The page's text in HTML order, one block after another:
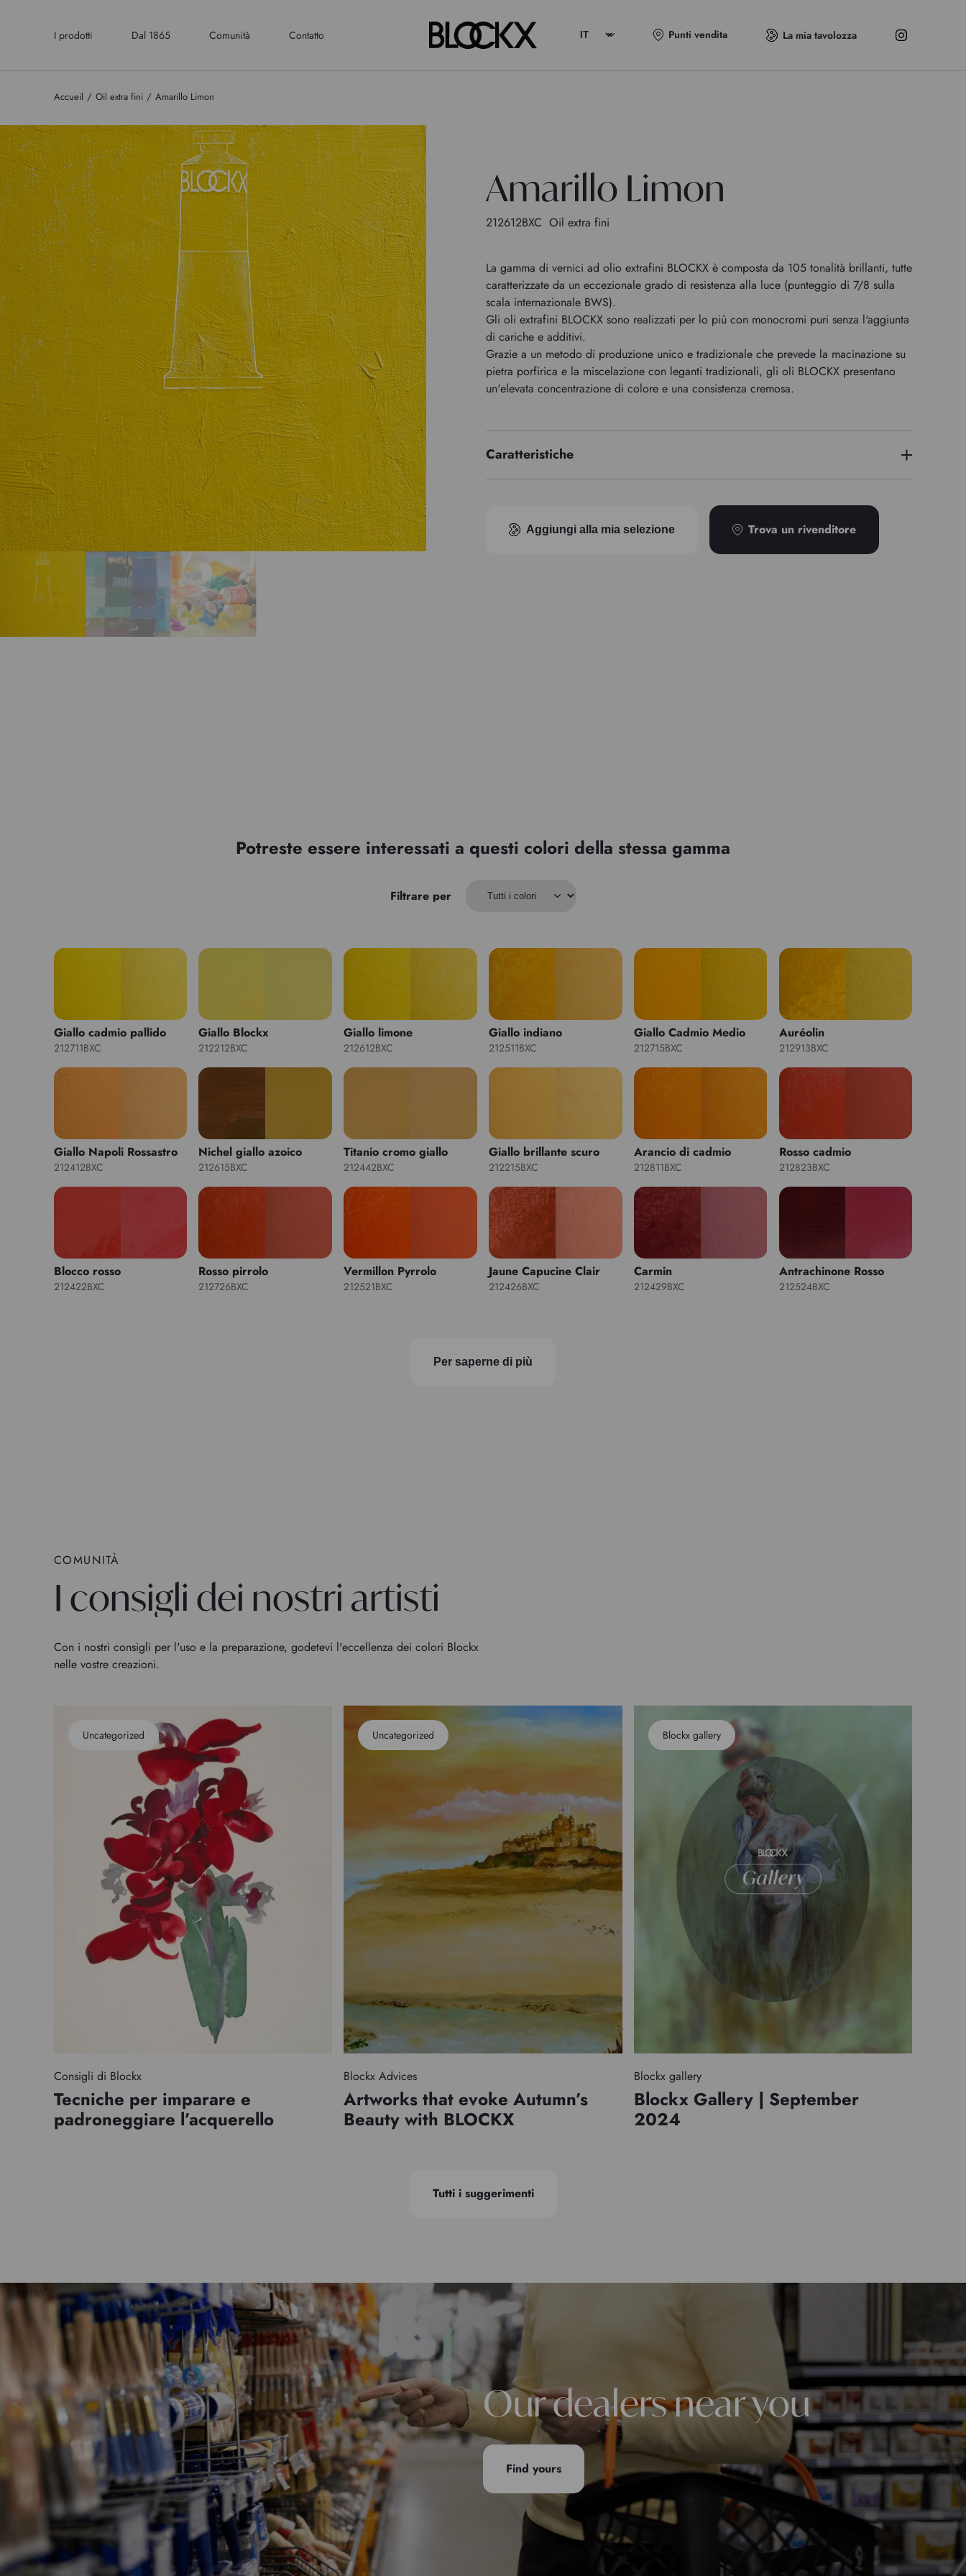
I prodotti Dal 1865 Comunità Contatto Punti vendita La mia tavolozza
Accueil Oil extra fini Amarillo Limon
Amarillo Limon
212612BXC Oil extra fini
La gamma di vernici ad olio extrafini BLOCKX è composta da 105 tonalità brillanti, tutte
caratterizzate da un eccezionale grado di resistenza alla luce (punteggio di 7/8 sulla
scala internazionale BWS).
Gli oli extrafini BLOCKX sono realizzati per lo più con monocromi puri senza l'aggiunta
di cariche e additivi.
Grazie a un metodo di produzione unico e tradizionale che prevede la macinazione su
pietra porfirica e la miscelazione con leganti tradizionali, gli oli BLOCKX presentano
un'elevata concentrazione di colore e una consistenza cremosa.
Caratteristiche
Indice di pigmento
PY184
Opaco
Aggiungi alla mia selezione Trova un rivenditore
Potreste essere interessati a questi colori della stessa gamma
Filtrare per
Giallo cadmio pallido
212711BXC
Giallo Blockx
212212BXC
Giallo limone
212612BXC
Giallo indiano
212511BXC
Giallo Cadmio Medio
212715BXC
Auréolin
212913BXC
Giallo Napoli Rossastro
212412BXC
Nichel giallo azoico
212615BXC
Titanio cromo giallo
212442BXC
Giallo brillante scuro
212215BXC
Arancio di cadmio
212811BXC
Rosso cadmio
212823BXC
Blocco rosso
212422BXC
Rosso pirrolo
212726BXC
Vermillon Pyrrolo
212521BXC
Jaune Capucine Clair
212426BXC
Carmin
212429BXC
Antrachinone Rosso
212524BXC
Per saperne di più
COMUNITÀ
I consigli dei nostri artisti
Con i nostri consigli per l'uso e la preparazione, godetevi l'eccellenza dei colori Blockx
nelle vostre creazioni.
Uncategorized
Consigli di Blockx
Tecniche per imparare e
padroneggiare l’acquerello
Uncategorized
Blockx Advices
Artworks that evoke Autumn’s
Beauty with BLOCKX
Blockx gallery
Blockx gallery
Blockx Gallery | September
2024
Tutti i suggerimenti
Our dealers near you
Find yours